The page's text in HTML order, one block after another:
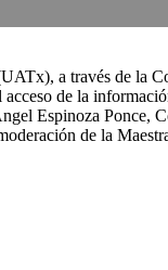
a través de la
de la
Espinoza Ponce,
de la